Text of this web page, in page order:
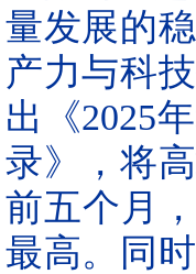
量发展的
产力与科
出《2025
录》，将
前五个月
最高。同